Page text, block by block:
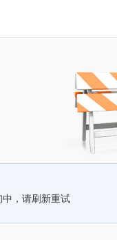
中，请刷新重试